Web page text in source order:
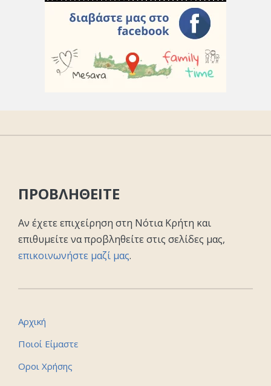
ΠΡΟΒΛΗΘΕΙΤΕ
Αν έχετε επιχείρηση στη Νότια Κρήτη και
επιθυμείτε να προβληθείτε στις σελίδες μας,
επικοινωνήστε μαζί μας.
Αρχική
Ποιοί Είμαστε
Οροι Χρήσης